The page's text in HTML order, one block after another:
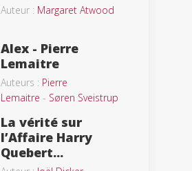
Auteur : Margaret Atwood
Alex - Pierre
Lemaitre
Auteurs : Pierre
Lemaitre - Søren Sveistrup
La vérité sur
l’Affaire Harry
Quebert...